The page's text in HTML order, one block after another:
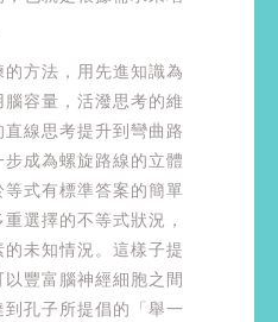
方法，用先進知識為
容量，活潑思考的維
線思考提升到彎曲路
成為螺旋路線的立體
式有標準答案的簡單
選擇的不等式狀況，
未知情況。這樣子提
豐富腦神經細胞之間
孔子所提倡的「舉一